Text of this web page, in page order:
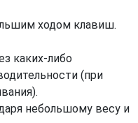
ходом клавиш.
каких-либо
(при
небольшому весу и